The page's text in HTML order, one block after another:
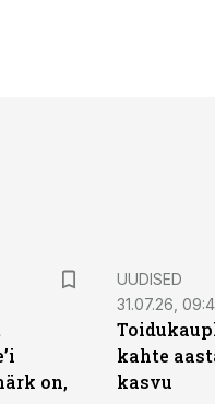
on,
UUDISED
31.07.26,
kahte
kasvu